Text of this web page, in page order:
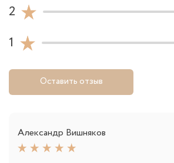
2
1
Оставить отзыв
Александр Вишняков